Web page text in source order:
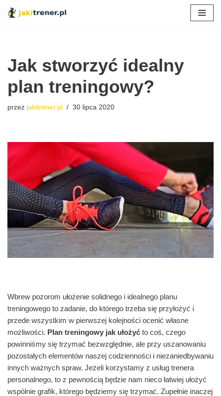
Jak stworzyć idealny
plan treningowy?
przez jakitrener.pl 30 lipca 2020
Wbrew pozorom ułożenie solidnego i idealnego planu
treningowego to zadanie, do którego trzeba się przyłożyć i
przede wszystkim w pierwszej kolejności ocenić własne
możliwości. Plan treningowy jak ułożyć to coś, czego
powinniśmy się trzymać bezwzględnie, ale przy uszanowaniu
pozostałych elementów naszej codzienności i niezaniedbywaniu
innych ważnych spraw. Jeżeli korzystamy z usług trenera
personalnego, to z pewnością będzie nam nieco łatwiej ułożyć
wspólnie grafik, którego będziemy się trzymać. Zupełnie inaczej